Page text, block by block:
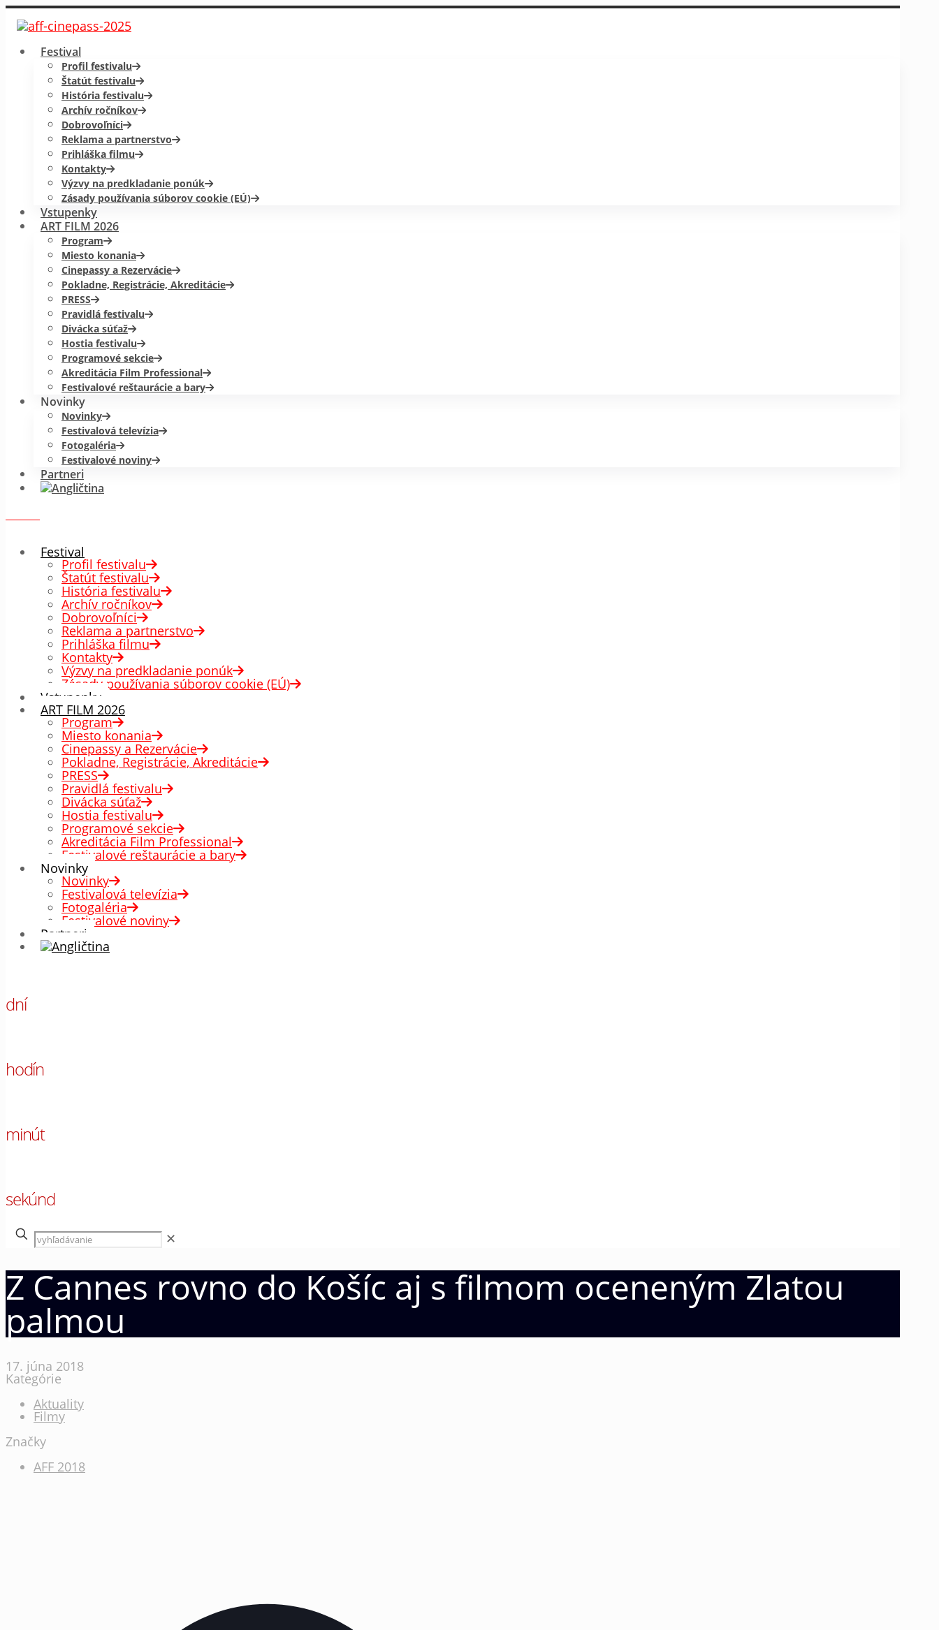
Festival
Profil festivalu
Štatút festivalu
História festivalu
Archív ročníkov
Dobrovoľníci
Reklama a partnerstvo
Prihláška filmu
Kontakty
Výzvy na predkladanie ponúk
Zásady používania súborov cookie (EÚ)
Vstupenky
ART FILM 2026
Program
Miesto konania
Cinepassy a Rezervácie
Pokladne, Registrácie, Akreditácie
PRESS
Pravidlá festivalu
Divácka súťaž
Hostia festivalu
Programové sekcie
Akreditácia Film Professional
Festivalové reštaurácie a bary
Novinky
Novinky
Festivalová televízia
Fotogaléria
Festivalové noviny
Partneri
Festival
Profil festivalu
Štatút festivalu
História festivalu
Archív ročníkov
Dobrovoľníci
Reklama a partnerstvo
Prihláška filmu
Kontakty
Výzvy na predkladanie ponúk
Zásady používania súborov cookie (EÚ)
Vstupenky
ART FILM 2026
Program
Miesto konania
Cinepassy a Rezervácie
Pokladne, Registrácie, Akreditácie
PRESS
Pravidlá festivalu
Divácka súťaž
Hostia festivalu
Programové sekcie
Akreditácia Film Professional
Festivalové reštaurácie a bary
Novinky
Novinky
Festivalová televízia
Fotogaléria
Festivalové noviny
Partneri
dní
hodín
minút
sekúnd
✕
Z Cannes rovno do Košíc aj s filmom oceneným Zlatou
palmou
17. júna 2018
Kategórie
Aktuality
Filmy
Značky
AFF 2018